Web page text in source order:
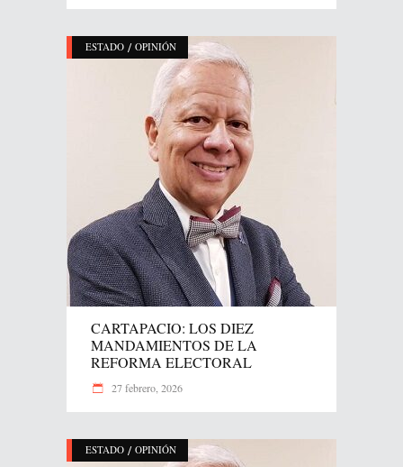
ESTADO / OPINIÓN
CARTAPACIO: LOS DIEZ
MANDAMIENTOS DE LA
REFORMA ELECTORAL
27 febrero, 2026
ESTADO / OPINIÓN